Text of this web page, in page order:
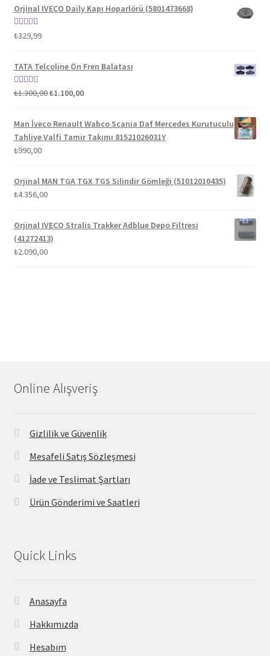
Orjinal IVECO Daily Kapı Hoparlörü (5801473668)
5 üzerinden
₺329,99
TATA Telcoline Ön Fren Balatası
5 üzerinden
₺1.300,00Orijinal
₺1.300,00.
₺1.100,00Şu
fiyat:
₺1.100,00.
Man İveco Renault Wabco Scania Daf Mercedes Kurutuculu
Tahliye Valfi Tamir Takımı 81521026031Y
₺990,00
Orjinal MAN TGA TGX TGS Silindir Gömleği (51012010435)
₺4.356,00
Orjinal IVECO Stralis Trakker Adblue Depo Filtresi
(41272413)
₺2.090,00
Online Alışveriş
Gizlilik ve Güvenlik
Mesafeli Satış Sözleşmesi
İade ve Teslimat Şartları
Ürün Gönderimi ve Saatleri
Quick Links
Anasayfa
Hakkımızda
Hesabım